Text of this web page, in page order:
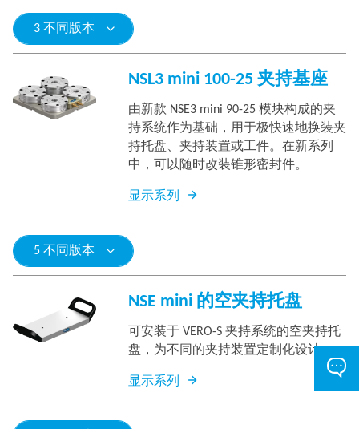
3 不同版本
NSL3 mini 100-25 夹持基座
由新款 NSE3 mini 90-25 模块构成的夹
持系统作为基础，用于极快速地换装夹
持托盘、夹持装置或工件。在新系列
中，可以随时改装锥形密封件。
显示系列
5 不同版本
NSE mini 的空夹持托盘
可安装于 VERO-S 夹持系统的空夹持托
盘，为不同的夹持装置定制化设计。
显示系列